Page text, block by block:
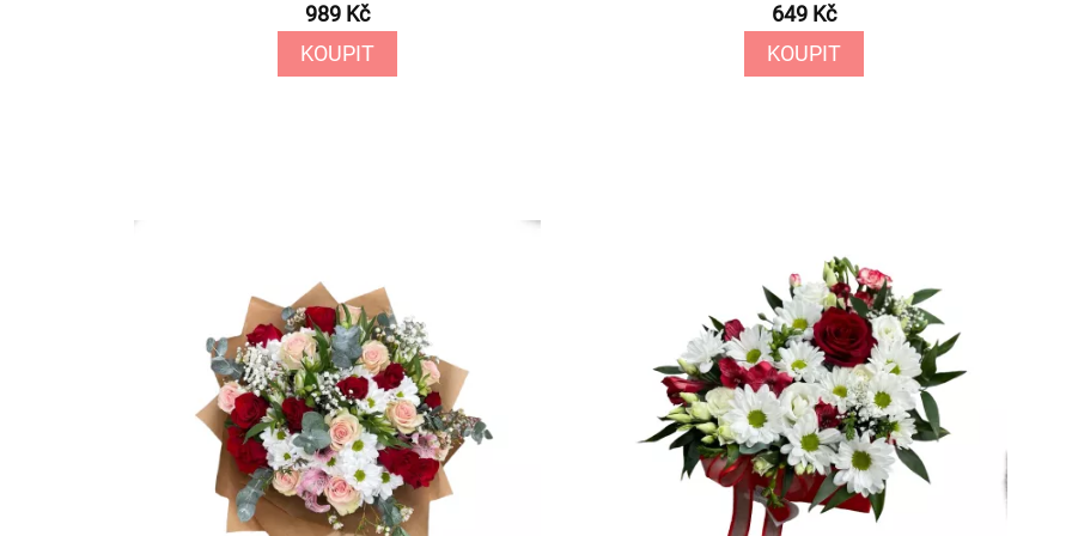
989 Kč
KOUPIT
649 Kč
KOUPIT